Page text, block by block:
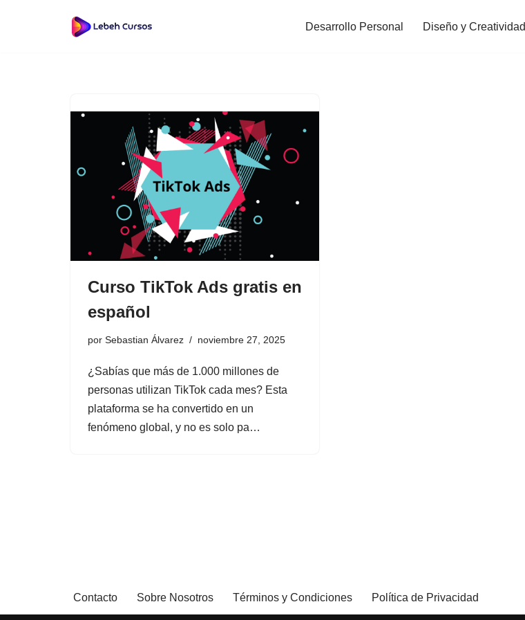
Desarrollo Personal Diseño y Creatividad
Curso TikTok Ads gratis en
español
por Sebastian Álvarez noviembre 27, 2025
¿Sabías que más de 1.000 millones de
personas utilizan TikTok cada mes? Esta
plataforma se ha convertido en un
fenómeno global, y no es solo pa…
Contacto Sobre Nosotros Términos y Condiciones Política de Privacidad